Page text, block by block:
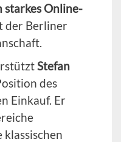
starkes Online-
der Berliner
Stefan
des
Einkauf. Er
klassischen